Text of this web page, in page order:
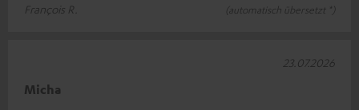
François R.
(automatisch übersetzt *)
Micha
23.07.2026